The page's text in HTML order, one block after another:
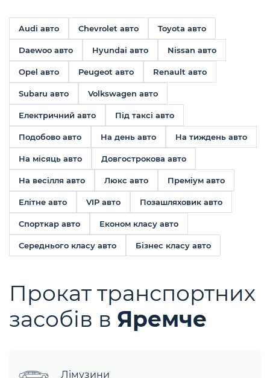
Audi авто Chevrolet авто Toyota авто
Daewoo авто Hyundai авто Nissan авто
Opel авто Peugeot авто Renault авто
Subaru авто Volkswagen авто
Електричний авто Під таксі авто
Подобово авто На день авто На тиждень авто
На місяць авто Довгострокова авто
На весілля авто Люкс авто Преміум авто
Елітне авто VIP авто Позашляховик авто
Спорткар авто Економ класу авто
Середнього класу авто Бізнес класу авто
Прокат транспортних
засобів в Яремче
Лімузини